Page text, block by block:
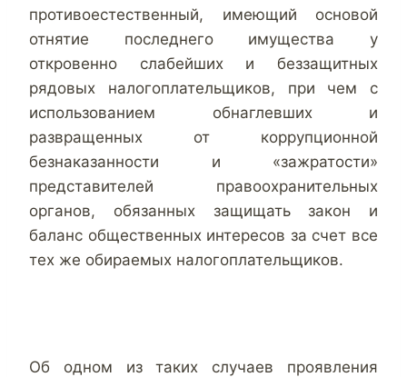
противоестественный, имеющий основой
отнятие последнего имущества у
откровенно слабейших и беззащитных
рядовых налогоплательщиков, при чем с
использованием обнаглевших и
развращенных от коррупционной
безнаказанности и «зажратости»
представителей правоохранительных
органов, обязанных защищать закон и
баланс общественных интересов за счет все
тех же обираемых налогоплательщиков.
Об одном из таких случаев проявления